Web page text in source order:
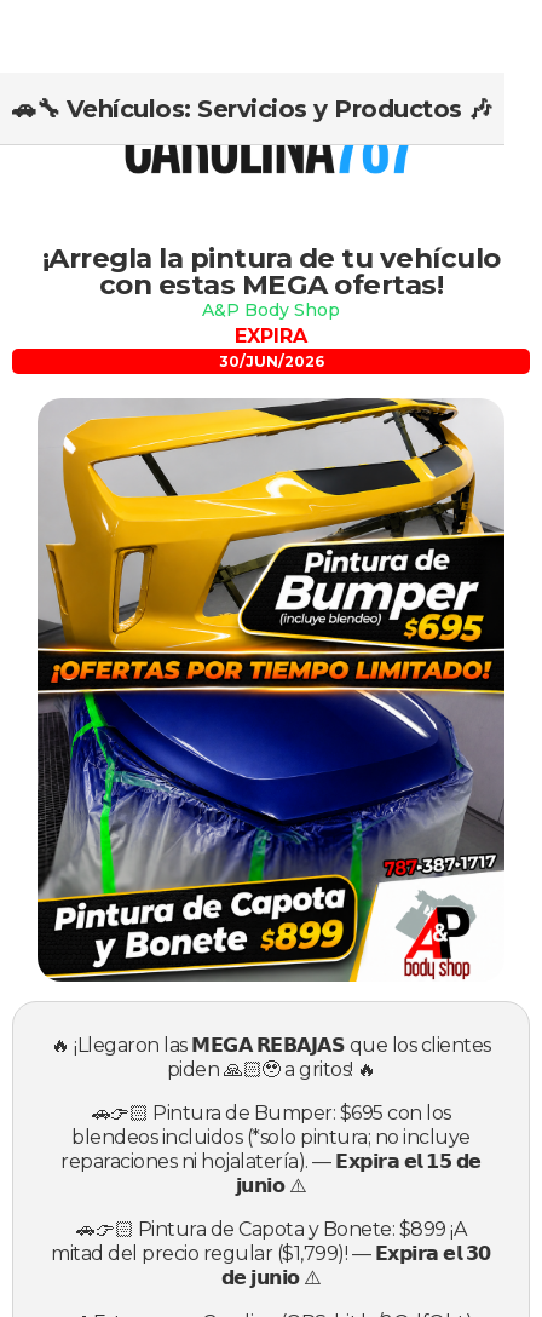
🚗🔧 Vehículos: Servicios y Productos 🎶
¡Arregla la pintura de tu vehículo
con estas MEGA ofertas!
A&P Body Shop
EXPIRA
30/JUN/2026
🔥 ¡Llegaron las 𝗠𝗘𝗚𝗔 𝗥𝗘𝗕𝗔𝗝𝗔𝗦 que los clientes
piden 🙏🏻🥹 a gritos! 🔥
🚗👉🏻 Pintura de Bumper: $695 con los
blendeos incluidos (*solo pintura; no incluye
reparaciones ni hojalatería). — 𝗘𝘅𝗽𝗶𝗿𝗮 𝗲𝗹 𝟭𝟱 𝗱𝗲
𝗷𝘂𝗻𝗶𝗼 ⚠️
🚗👉🏻 Pintura de Capota y Bonete: $899 ¡A
mitad del precio regular ($1,799)! — 𝗘𝘅𝗽𝗶𝗿𝗮 𝗲𝗹 𝟯𝟬
𝗱𝗲 𝗷𝘂𝗻𝗶𝗼 ⚠️